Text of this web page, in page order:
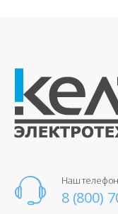
Наш телефон
8 (800)